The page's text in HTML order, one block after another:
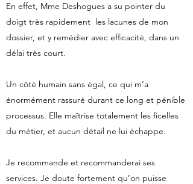
En effet, Mme Deshogues a su pointer du
doigt très rapidement les lacunes de mon
dossier, et y remédier avec efficacité, dans un
délai très court.
Un côté humain sans égal, ce qui m’a
énormément rassuré durant ce long et pénible
processus. Elle maîtrise totalement les ficelles
du métier, et aucun détail ne lui échappe.
Je recommande et recommanderai ses
services. Je doute fortement qu’on puisse